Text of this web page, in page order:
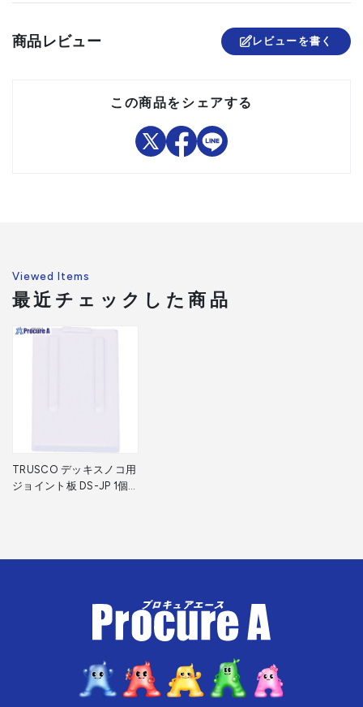
は、コーナー補強用に2セッ
ネジセット、ゴム足は含まれ
ていません。別途必要です。
商品レビュー レビューを書く
この商品をシェアする
Viewed Items
最近チェックした商品
TRUSCO デッキスノコ用
ジョイント板 DS-JP 1個